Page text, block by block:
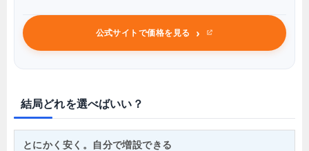
公式サイトで価格を見る ›
結局どれを選べばいい？
とにかく安く。自分で増設できる